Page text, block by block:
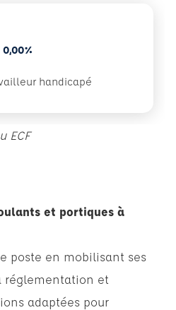
0,00%
handicapé
ECF
et portiques à
poste en mobilisant ses
réglementation et
adaptées pour